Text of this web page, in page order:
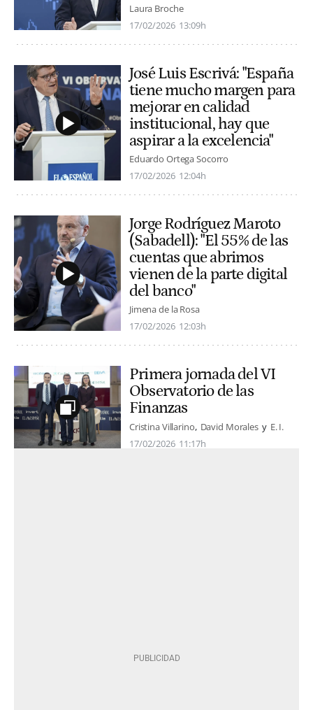
Laura Broche
17/02/2026 13:09h
José Luis Escrivá: "España
tiene mucho margen para
mejorar en calidad
institucional, hay que
aspirar a la excelencia"
Eduardo Ortega Socorro
17/02/2026 12:04h
Jorge Rodríguez Maroto
(Sabadell): "El 55% de las
cuentas que abrimos
vienen de la parte digital
del banco"
Jimena de la Rosa
17/02/2026 12:03h
Primera jornada del VI
Observatorio de las
Finanzas
Cristina Villarino David Morales
E. I.
17/02/2026 11:17h